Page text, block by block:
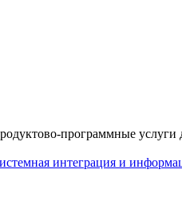
программные услуги
интеграция и